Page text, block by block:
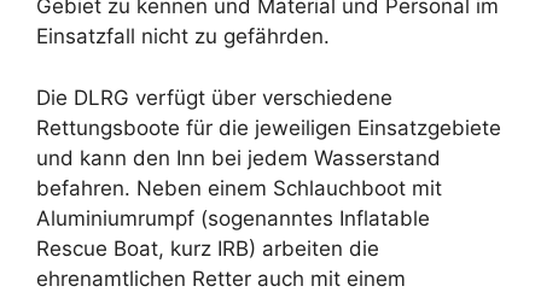
Gebiet zu kennen und Material und Personal im
Einsatzfall nicht zu gefährden.
Die DLRG verfügt über verschiedene
Rettungsboote für die jeweiligen Einsatzgebiete
und kann den Inn bei jedem Wasserstand
befahren. Neben einem Schlauchboot mit
Aluminiumrumpf (sogenanntes Inflatable
Rescue Boat, kurz IRB) arbeiten die
ehrenamtlichen Retter auch mit einem